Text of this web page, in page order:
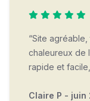
“Site
chaleureux de
rapide et
Claire P - juin